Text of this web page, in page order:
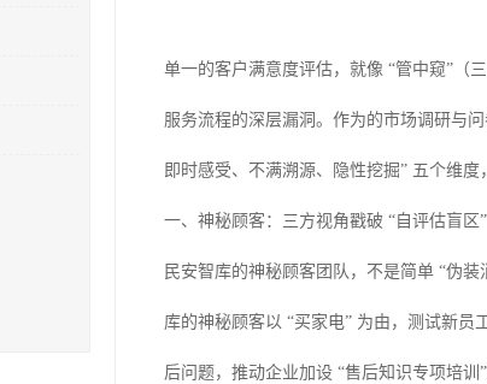
单一的客户满意度评估，就像 “管中窥”（
服务流程的深层漏洞。作为的市场调研与
即时感受、不满溯源、隐性挖掘” 五个维度
一、神秘顾客：三方视角戳破 “自评估盲区”
民安智库的神秘顾客团队，不是简单 “伪
库的神秘顾客以 “买家电” 为由，测试新员
后问题，推动企业加设 “售后知识专项培